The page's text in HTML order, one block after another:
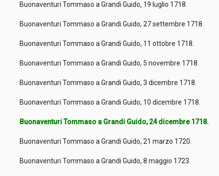
Buonaventuri Tommaso a Grandi Guido, 19 luglio 1718.
Buonaventuri Tommaso a Grandi Guido, 27 settembre 1718.
Buonaventuri Tommaso a Grandi Guido, 11 ottobre 1718.
Buonaventuri Tommaso a Grandi Guido, 5 novembre 1718.
Buonaventuri Tommaso a Grandi Guido, 3 dicembre 1718.
Buonaventuri Tommaso a Grandi Guido, 10 dicembre 1718.
Buonaventuri Tommaso a Grandi Guido, 24 dicembre 1718.
Buonaventuri Tommaso a Grandi Guido, 21 marzo 1720.
Buonaventuri Tommaso a Grandi Guido, 8 maggio 1723.